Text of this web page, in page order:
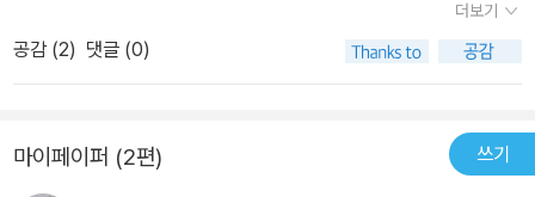
신의 이기심을 내려놓고재능을 십분 발휘한다. 내 아이의 삶, 교육 제
도의 모순, 부모의 역할,어른들의 욕심, 동심을 깨우는 법, 우리 아이
들이 진정 원하는 것...여러가지를 다시 묻게하는 유쾌하지만, 가볍지
더보기
공감 (2) 댓글 (0)
마이페이퍼 (2편) 쓰기